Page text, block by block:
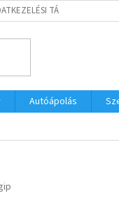
TÁJÉKOZTATÓ
Autóápolás